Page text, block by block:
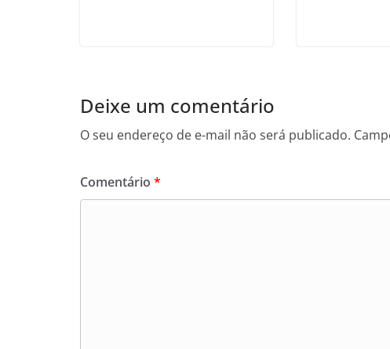
Deixe um comentário
O seu endereço de e-mail não será publicado.
Comentário *